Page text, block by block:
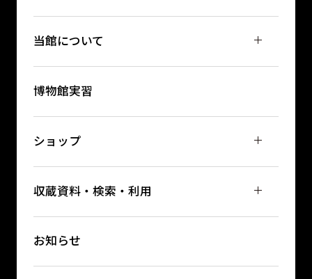
当館について
博物館実習
ショップ
収蔵資料・検索・利用
お知らせ